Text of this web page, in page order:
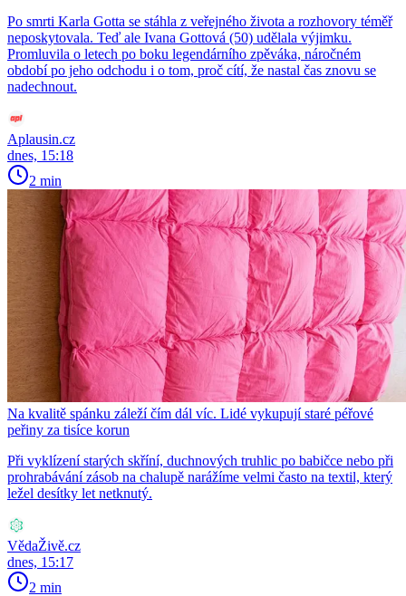
Po smrti Karla Gotta se stáhla z veřejného života a rozhovory téměř
neposkytovala. Teď ale Ivana Gottová (50) udělala výjimku.
Promluvila o letech po boku legendárního zpěváka, náročném
období po jeho odchodu i o tom, proč cítí, že nastal čas znovu se
nadechnout.
Aplausin.cz
dnes, 15:18
2 min
Na kvalitě spánku záleží čím dál víc. Lidé vykupují staré péřové
peřiny za tisíce korun
Při vyklízení starých skříní, duchnových truhlic po babičce nebo při
prohrabávání zásob na chalupě narážíme velmi často na textil, který
ležel desítky let netknutý.
VědaŽivě.cz
dnes, 15:17
2 min